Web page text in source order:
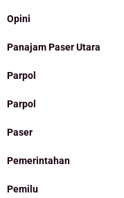
Opini
Panajam Paser Utara
Parpol
Parpol
Paser
Pemerintahan
Pemilu